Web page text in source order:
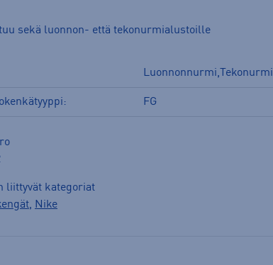
sekä luonnon- että tekonurmialustoille
Luonnonnurmi,Tekonurmi
FG
liittyvät kategoriat
, Nike